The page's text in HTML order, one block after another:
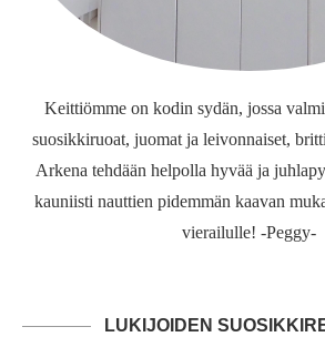
Keittiömme on kodin sydän, jossa
suosikkiruoat, juomat ja leivonnaiset,
Arkena tehdään helpolla hyvää ja
kauniisti nauttien pidemmän kaavan
vierailulle! -Peggy-
LUKIJOIDEN